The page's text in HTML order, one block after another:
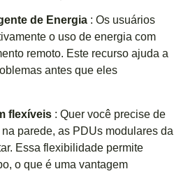
de Energia : Os usuários
o uso de energia com
remoto. Este recurso ajuda a
antes que eles
flexíveis : Quer você precise de
parede, as PDUs modulares da
Essa flexibilidade permite
o que é uma vantagem